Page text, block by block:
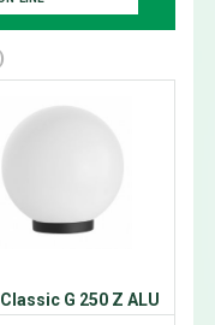
G 250 Z ALU